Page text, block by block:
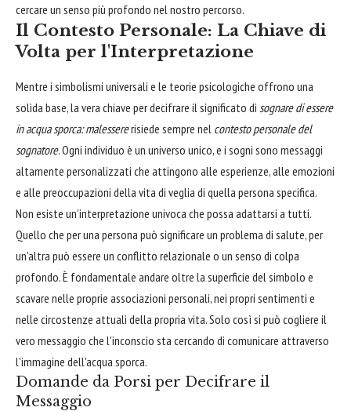
cercare un senso più profondo nel nostro percorso.
Il Contesto Personale: La Chiave di
Volta per l'Interpretazione
Mentre i simbolismi universali e le teorie psicologiche offrono una
solida base, la vera chiave per decifrare il significato di sognare di essere
in acqua sporca: malessererisiede sempre nel contesto personale del
sognatore. Ogni individuo è un universo unico, e i sogni sono messaggi
altamente personalizzati che attingono alle esperienze, alle emozioni
e alle preoccupazioni della vita di veglia di quella persona specifica.
Non esiste un'interpretazione univoca che possa adattarsi a tutti.
Quello che per una persona può significare un problema di salute, per
un'altra può essere un conflitto relazionale o un senso di colpa
profondo. È fondamentale andare oltre la superficie del simbolo e
scavare nelle proprie associazioni personali, nei propri sentimenti e
nelle circostenze attuali della propria vita. Solo così si può cogliere il
vero messaggio che l'inconscio sta cercando di comunicare attraverso
l'immagine dell'acqua sporca.
Domande da Porsi per Decifrare il
Messaggio